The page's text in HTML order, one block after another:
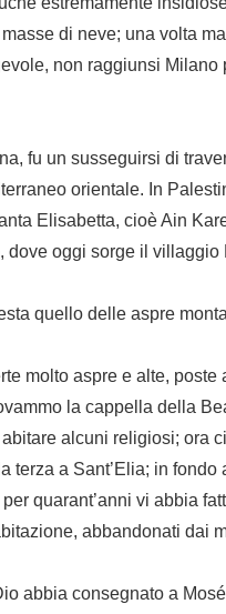
di neve; una volta
non raggiunsi Milano
fu un susseguirsi di
orientale. In
Elisabetta, cioè Ain
dove oggi sorge il villaggio
quello delle aspre
molto aspre e alte, poste
la cappella della
alcuni religiosi; ora
terza a Sant’Elia; in
quarant’anni vi abbia
abbandonati dai
abbia consegnato a